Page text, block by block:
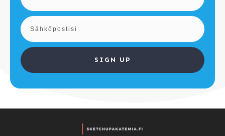
SIGN UP